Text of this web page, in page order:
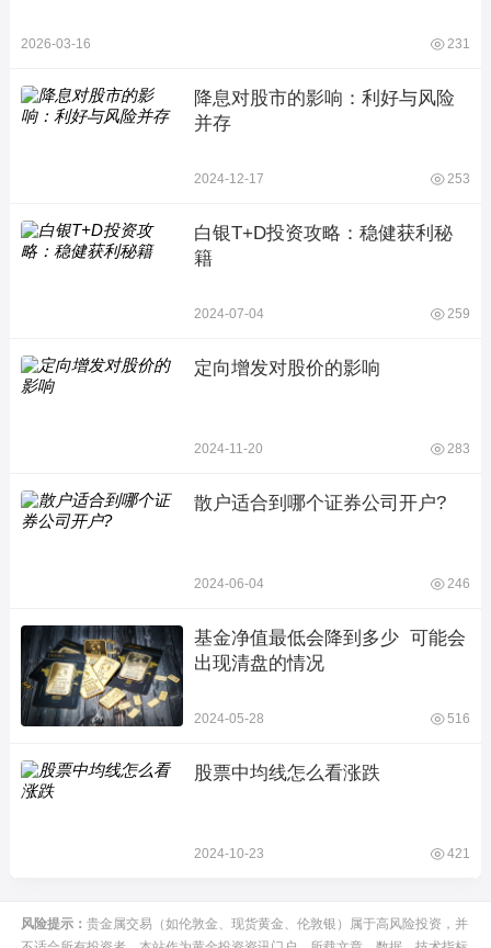
2026-03-16 231
降息对股市的影响：利好与风险
并存
2024-12-17 253
白银T+D投资攻略：稳健获利秘
籍
2024-07-04 259
定向增发对股价的影响
2024-11-20 283
散户适合到哪个证券公司开户?
2024-06-04 246
基金净值最低会降到多少  可能会
出现清盘的情况
2024-05-28 516
股票中均线怎么看涨跌
2024-10-23 421
风险提示： 贵金属交易（如伦敦金、现货黄金、伦敦银）属于高风险投资，并